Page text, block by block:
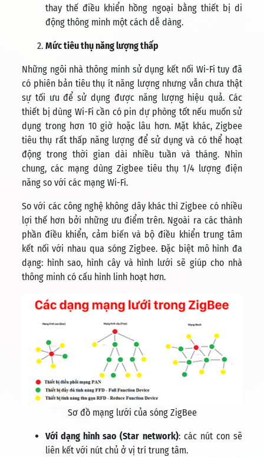
thay thế điều khiển hồng ngoại bằng thiết bị di
động thông minh một cách dễ dàng.
Mức tiêu thụ năng lượng thấp
Những ngôi nhà thông minh sử dụng kết nối Wi-Fi tuy đã
có phiên bản tiêu thụ ít năng lượng nhưng vẫn chưa thật
sự tối ưu để sử dụng được năng lượng hiệu quả. Các
thiết bị dùng Wi-Fi cần có pin dự phòng tốt nếu muốn sử
dụng trong hơn 10 giờ hoặc lâu hơn. Mặt khác, Zigbee
tiêu thụ rất thấp năng lượng để sử dụng và có thể hoạt
động trong thời gian dài nhiều tuần và tháng. Nhìn
chung, các mạng dùng Zigbee tiêu thụ 1/4 lượng điện
năng so với các mạng Wi-Fi.
So với các công nghệ không dây khác thì Zigbee có nhiều
lợi thế hơn bởi những ưu điểm trên. Ngoài ra các thành
phần điều khiển, cảm biến và bộ điều khiển trung tâm
kết nối với nhau qua sóng Zigbee. Đặc biệt mô hình đa
dạng: hình sao, hình cây và hình lưới sẽ giúp cho nhà
thông minh có cấu hình linh hoạt hơn.
Sơ đồ mạng lưới của sóng ZigBee
Với dạng hình sao (Star network): các nút con sẽ
liên kết với nút chủ ở vị trí trung tâm.